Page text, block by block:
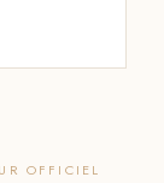
OFFICIEL